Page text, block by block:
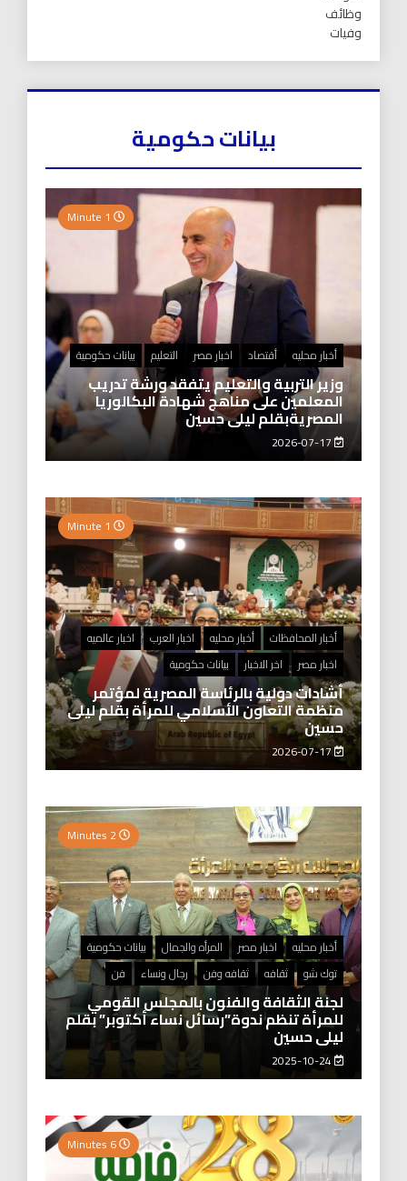
وظائف
وفيات
بيانات حكومية
أخبار محليه أقتصاد اخبار مصر التعليم بيانات حكومية
وزير التربية والتعليم يتفقد ورشة تدريب
المعلمين على مناهج شهادة البكالوريا
المصريةبقلم ليلى حسين
2026-07-17
أخبار المحافظات أخبار محليه اخبار العرب
اخبار عالميه
اخبار مصر
اخر الاخبار بيانات حكومية
أشادات دولية بالرئاسة المصرية لمؤتمر
منظمة التعاون الأسلامي للمرأة بقلم ليلى
حسين
2026-07-17
أخبار محليه اخبار مصر المرأه والجمال
بيانات حكومية
توك شو
ثقافه ثقافه وفن رجال ونساء فن
لجنة الثقافة والفنون بالمجلس القومي
للمرأة تنظم ندوة”رسائل نساء أكتوبر” بقلم
ليلى حسين